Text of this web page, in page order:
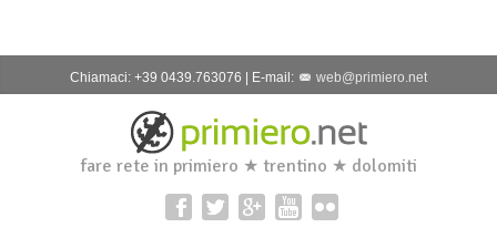
Chiamaci: +39 0439.763076 | E-mail: web@primiero.net
fare rete in primiero ★ trentino ★ dolomiti